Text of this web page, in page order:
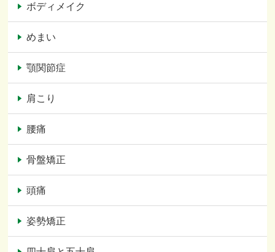
ボディメイク
めまい
顎関節症
肩こり
腰痛
骨盤矯正
頭痛
姿勢矯正